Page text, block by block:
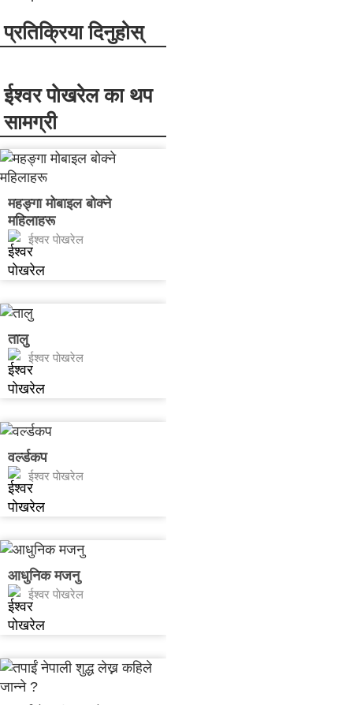
प्रतिक्रिया दिनुहोस्
ईश्वर पाेखरेल का थप
सामग्री
महङ्गा मोबाइल बोक्ने
महिलाहरू
ईश्वर पाेखरेल
तालु
ईश्वर पाेखरेल
वर्ल्डकप
ईश्वर पाेखरेल
आधुनिक मजनु
ईश्वर पाेखरेल